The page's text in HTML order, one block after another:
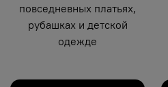
повседневных платьях,
рубашках и детской
одежде